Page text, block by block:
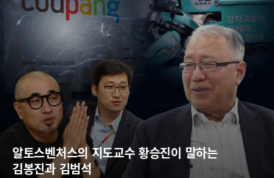
알토스벤처스의 지도교수 황승진이 말하는
김봉진과 김범석